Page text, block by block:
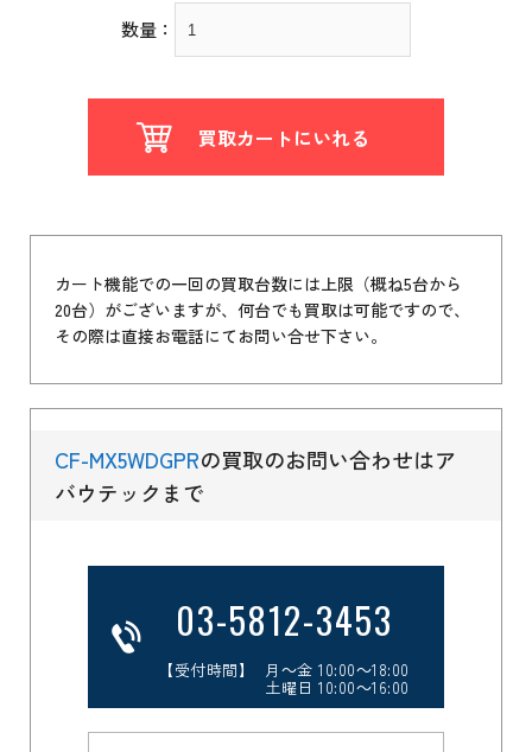
数量：
買取カートにいれる
カート機能での一回の買取台数には上限（概ね5台から
20台）がございますが、何台でも買取は可能ですので、
その際は直接お電話にてお問い合せ下さい。
CF-MX5WDGPRの買取のお問い合わせはア
バウテックまで
03-5812-3453
【受付時間】 月～金 10:00～18:00
土曜日 10:00～16:00